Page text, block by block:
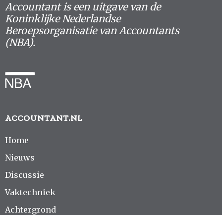
Accountant is een uitgave van de
Koninklijke Nederlandse
Beroepsorganisatie van Accountants
(NBA).
ACCOUNTANT.NL
Home
Nieuws
Discussie
Vaktechniek
Achtergrond